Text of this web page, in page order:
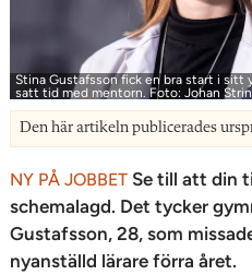
Stina Gustafsson fick en bra start i sitt
satt tid med mentorn. Foto: Johan
Den här artikeln publicerades
NY PÅ JOBBET Se till att din
schemalagd. Det tycker
Gustafsson, 28, som
nyanställd lärare förra året.